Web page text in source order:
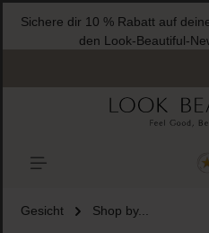
springen
Sichere dir 10 % Rabatt auf
den Look-Beautiful-
Gesicht Shop by...